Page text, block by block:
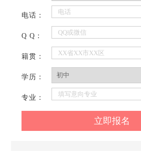
电话：
Q Q：
籍贯：
学历：
专业：